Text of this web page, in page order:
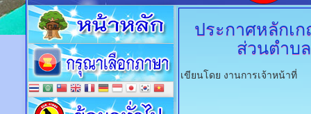
ประกาศหลักเ
ส่วนตำบล
เขียนโดย งานการเจ้าหน้าที่